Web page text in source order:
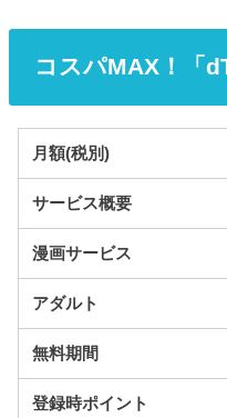
コスパMAX！「
月額(税別)
サービス概要
漫画サービス
アダルト
無料期間
登録時ポイント